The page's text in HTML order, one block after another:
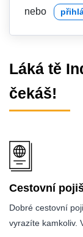
nebo
Láká tě
čekáš!
Cestovní
Dobré cestovní
vyrazíte kamkoliv.